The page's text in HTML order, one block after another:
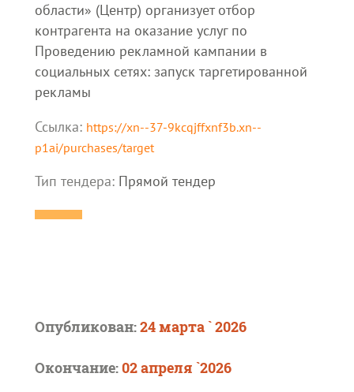
области» (Центр) организует отбор
контрагента на оказание услуг по
Проведению рекламной кампании в
социальных сетях: запуск таргетированной
рекламы
Ссылка: https://xn--37-9kcqjffxnf3b.xn--
p1ai/purchases/target
Тип тендера: Прямой тендер
Опубликован:24 марта ` 2026
Окончание:02 апреля `2026